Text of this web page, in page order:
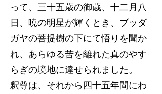
って、三十五歳の御歳、十二月八
日、暁の明星が輝くとき、ブッダ
ガヤの菩提樹の下にて悟りを聞か
れ、あらゆる苦を離れた真のやす
らぎの境地に達せられました。
釈尊は、それから四十五年間にわ